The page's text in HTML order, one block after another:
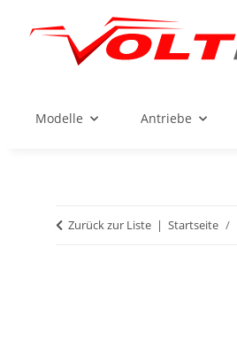
Modelle Antriebe
Zurück zur Liste Startseite